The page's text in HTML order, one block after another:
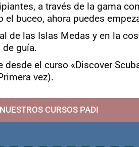
a través de la gama
el buceo, ahora puedes
de las Islas Medas y en la
guía.
el curso «Discover
vez).
CURSOS PADI